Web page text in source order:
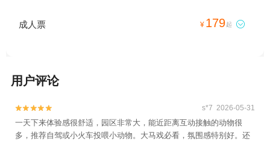
成人票 ¥ 179起 
用户评论

 s*7 2026-05-31
一天下来体验感很舒适，园区非常大，能近距离互动接触的动物很
多，推荐自驾或小火车投喂小动物。大马戏必看，氛围感特别好。还